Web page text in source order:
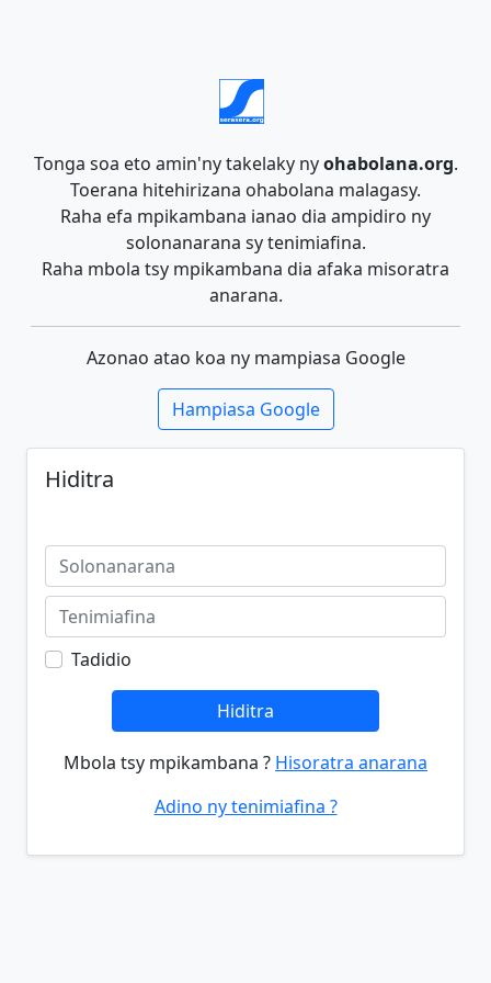
Tonga soa eto amin'ny takelaky nyohabolana.org.
Toerana hitehirizana ohabolana malagasy.
Raha efa mpikambana ianao dia ampidiro ny
solonanarana sy tenimiafina.
Raha mbola tsy mpikambana dia afaka misoratra
anarana.
Azonao atao koa ny mampiasa Google
Hampiasa Google
Hiditra
Tadidio
Hiditra
Mbola tsy mpikambana ? Hisoratra anarana
Adino ny tenimiafina ?